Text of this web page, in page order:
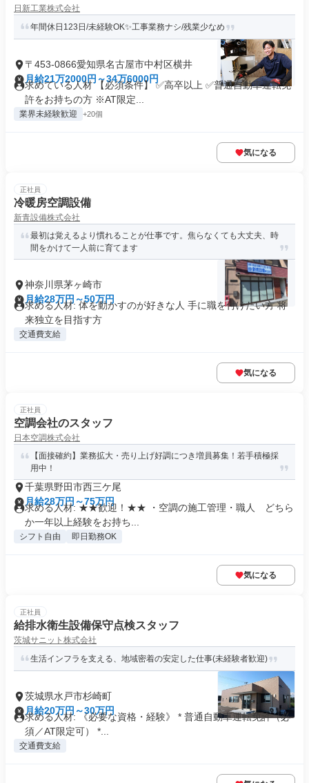
日新工業株式会社
年間休日123日/未経験OK✨工事業務ナシ/残業少なめ
〒453-0866愛知県名古屋市中村区横井
月給21万2000円～34万6000円
求めている人材 【必須条件】 ✅高卒以上 ✅普通自動車運転免
許をお持ちの方 ※AT限定...
業界未経験歓迎 +20個
気になる
正社員
冷暖房空調設備
新青設備株式会社
最初は覚えるより慣れることが仕事です。焦らなくても大丈夫、時
間をかけて一人前に育てます
神奈川県茅ヶ崎市
月給28万円～50万円
求める人材: 体を動かすのが好きな人 手に職を付けたい方 将
来独立を目指す方
交通費支給
気になる
正社員
空調会社のスタッフ
日本空調株式会社
【面接確約】業務拡大・売り上げ好調につき増員募集！若手積極採
用中！
千葉県野田市西三ケ尾
月給28万円～75万円
求める人材: ★★歓迎！★★ ・空調の施工管理・職人 どちら
か一年以上経験をお持ち...
シフト自由 即日勤務OK
気になる
正社員
給排水衛生設備保守点検スタッフ
茨城サニット株式会社
生活インフラを支える、地域密着の安定した仕事(未経験者歓迎)
茨城県水戸市杉崎町
月給20万円～30万円
求める人材: 《必要な資格・経験》 * 普通自動車運転免許（必
須／AT限定可） *...
交通費支給